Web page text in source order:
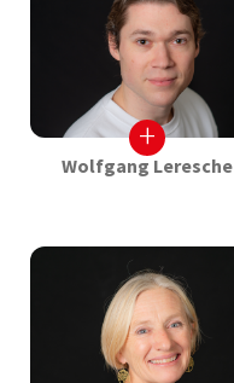
+
Wolfgang Leresche